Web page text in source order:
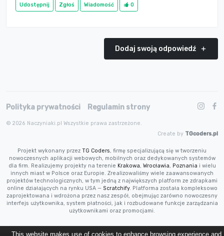
Udostępnij Zgłoś Wiadomość 0
Dodaj swoją odpowiedź
Polityka prywatności Regulamin strony
© 2026 Naczyniaki.pl Wszystkie prawa zastrzeżone.
Create by TGcoders.pl
Projekt wykonany przez TG Coders, firmę specjalizującą się w tworzeniu
nowoczesnych aplikacji webowych, mobilnych oraz dedykowanych systemów
dla firm. Realizujemy projekty na terenie Krakowa, Wrocławia, Poznania i wielu
innych miast w Polsce oraz Europie. Zrealizowaliśmy wiele zaawansowanych
projektów technologicznych, w tym jedną z największych platform ze zdrapkami
online działających na rynku USA — Scratchify. Platforma została kompleksowo
zaprojektowana i wdrożona przez nasz zespół, obejmując zarówno nowoczesny
interfejs użytkownika, system płatności, jak i rozbudowane funkcje zarządzania
użytkownikami oraz promocjami.
This website makes use of cookies to enhance browsing experience and